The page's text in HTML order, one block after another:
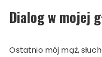
Dialog w mojej
Ostatnio mój mąż,